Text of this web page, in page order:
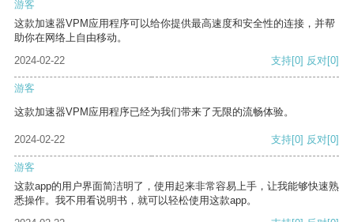
游客
这款加速器VPM应用程序可以给你提供最高速度和安全性的连接，并帮
助你在网络上自由移动。
2024-02-22
支持[0] 反对[0]
游客
这款加速器VPM应用程序已经为我们带来了无限的流畅体验。
2024-02-22 支持[0] 反对[0]
游客
这款app的用户界面简洁明了，使用起来非常容易上手，让我能够快速熟
悉操作。我不用看说明书，就可以轻松使用这款app。